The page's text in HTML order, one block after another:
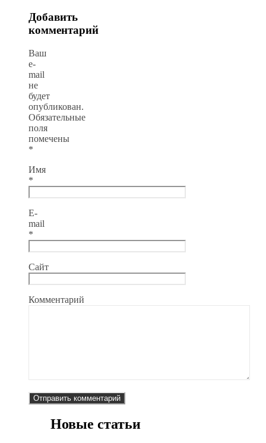
Добавить
комментарий
Ваш
e-
mail
не
будет
опубликован.
Обязательные
поля
помечены
*
Имя
*
E-
mail
*
Сайт
Комментарий
Новые статьи